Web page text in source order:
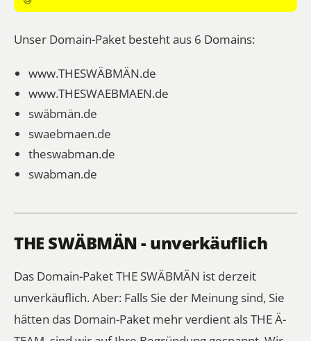
Unser Domain-Paket besteht aus 6 Domains:
www.THESWÄBMÄN.de
www.THESWAEBMAEN.de
swäbmän.de
swaebmaen.de
theswabman.de
swabman.de
THE SWÄBMÄN - unverkäuflich
Das Domain-Paket THE SWÄBMÄN ist derzeit
unverkäuflich. Aber: Falls Sie der Meinung sind, Sie
hätten das Domain-Paket mehr verdient als THE Ä-